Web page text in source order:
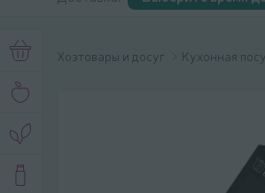
Хозтовары и досуг Кухонная